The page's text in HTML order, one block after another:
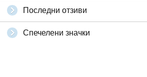
Последни отзиви
Спечелени значки